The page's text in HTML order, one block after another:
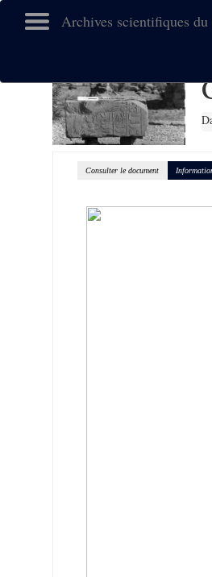
Archives scientifiques
Consulter le document